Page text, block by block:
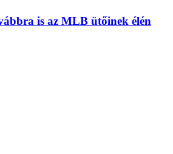
is az MLB ütőinek élén